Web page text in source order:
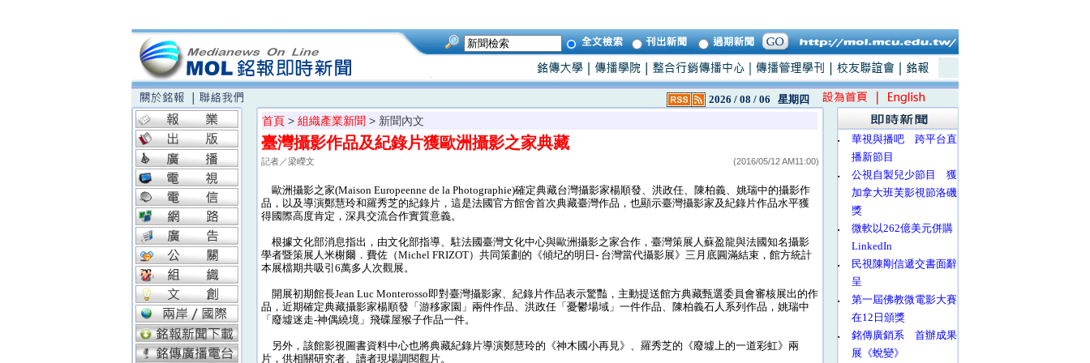
2026 / 08 / 06 星期四
首頁 > 組織產業新聞 > 新聞內文
臺灣攝影作品及紀錄片獲歐洲攝影之家典藏
記者／梁嶸文 (2016/05/12 AM11:00)
歐洲攝影之家(Maison Europeenne de la Photographie)確定典藏台灣攝影家楊順發、洪政任、陳柏義、姚瑞中的攝影作
品，以及導演鄭慧玲和羅秀芝的紀錄片，這是法國官方館舍首次典藏臺灣作品，也顯示臺灣攝影家及紀錄片作品水平獲
得國際高度肯定，深具交流合作實質意義。
根據文化部消息指出，由文化部指導、駐法國臺灣文化中心與歐洲攝影之家合作，臺灣策展人蘇盈龍與法國知名攝影
學者暨策展人米榭爾．費佐（Michel FRIZOT）共同策劃的《傾圮的明日- 台灣當代攝影展》三月底圓滿結束，館方統計
本展檔期共吸引6萬多人次觀展。
開展初期館長Jean Luc Monterosso即對臺灣攝影家、紀錄片作品表示驚豔，主動提送館方典藏甄選委員會審核展出的作
品，近期確定典藏攝影家楊順發「游移家園」兩件作品、洪政任「憂鬱場域」一件作品、陳柏義石人系列作品，姚瑞中
「廢墟迷走-神偶繞境」飛碟屋猴子作品一件。
另外，該館影視圖書資料中心也將典藏紀錄片導演鄭慧玲的《神木國小再見》、羅秀芝的《廢墟上的一道彩虹》兩
片，供相關研究者、讀者現場調閱觀片。
‧
華視與播吧 跨平台直
播新節目
‧
公視自製兒少節目 獲
加拿大班芙影視節洛磯
獎
‧
微軟以262億美元併購
LinkedIn
‧
民視陳剛信遞交書面辭
呈
‧
第一屆佛教微電影大賽
在12日頒獎
‧
銘傳廣銷系 首辦成果
展《蛻變》